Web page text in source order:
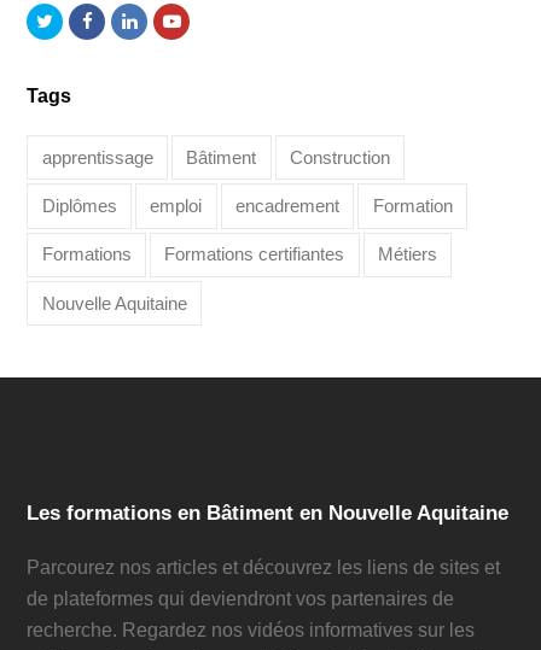
TwitterFacebook
LinkedInYoutube
Tags
apprentissage Bâtiment Construction
Diplômes emploi encadrement Formation
Formations Formations certifiantes Métiers
Nouvelle Aquitaine
Les formations en Bâtiment en Nouvelle Aquitaine
Parcourez nos articles et découvrez les liens de sites et
de plateformes qui deviendront vos partenaires de
recherche. Regardez nos vidéos informatives sur les